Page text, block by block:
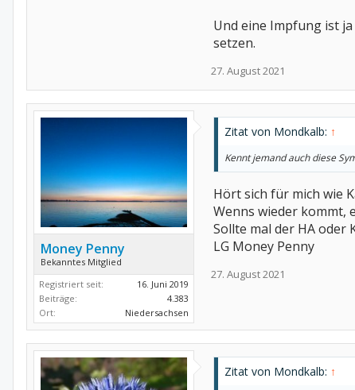
Und eine Impfung ist
setzen.
27. August 2021
Money Penny
Bekanntes Mitglied
Registriert seit:
16. Juni 2019
Beiträge:
4.383
Ort:
Niedersachsen
Zitat von Mondkalb: ↑
Kennt jemand auch diese
Hört sich für mich wie
Wenns wieder kommt,
Sollte mal der HA oder
LG Money Penny
27. August 2021
Zitat von Mondkalb: ↑